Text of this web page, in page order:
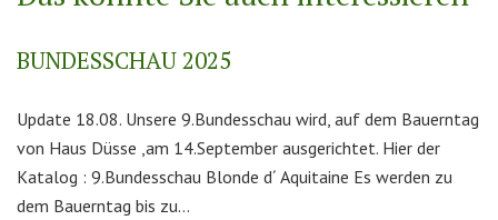
BUNDESSCHAU 2025
Update 18.08. Unsere 9.Bundesschau wird, auf dem Bauerntag
von Haus Düsse ,am 14.September ausgerichtet. Hier der
Katalog : 9.Bundesschau Blonde d´ Aquitaine Es werden zu
dem Bauerntag bis zu...